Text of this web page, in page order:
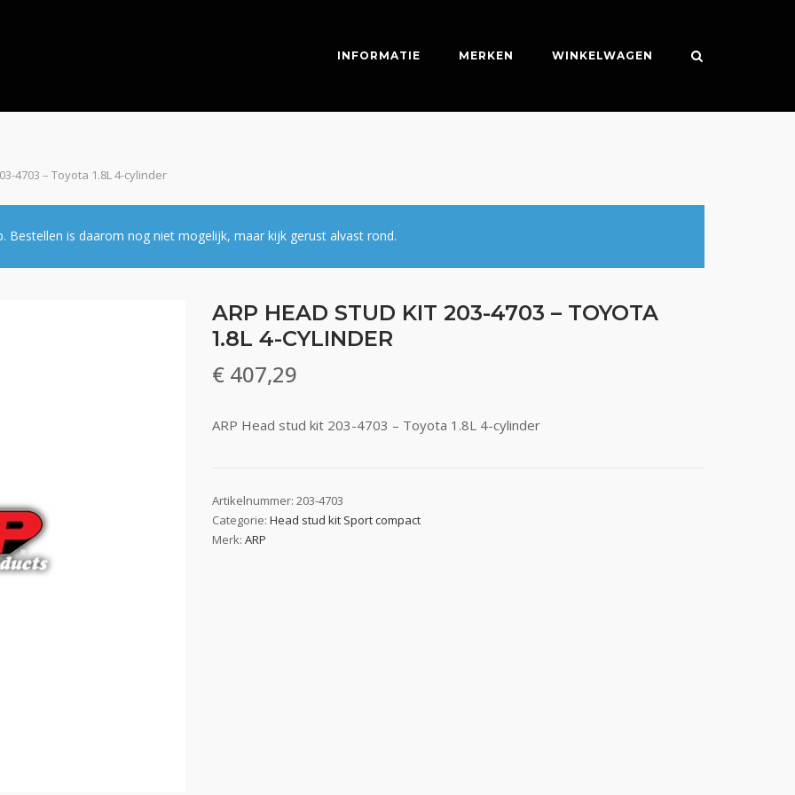
INFORMATIE MERKEN WINKELWAGEN
4703 – Toyota 1.8L 4-cylinder
Bestellen is daarom nog niet mogelijk, maar kijk gerust alvast rond.
ARP HEAD STUD KIT 203-4703 – TOYOTA
1.8L 4-CYLINDER
€ 407,29
ARP Head stud kit 203-4703 – Toyota 1.8L 4-cylinder
Artikelnummer:203-4703
Categorie:Head stud kit Sport compact
Merk:ARP